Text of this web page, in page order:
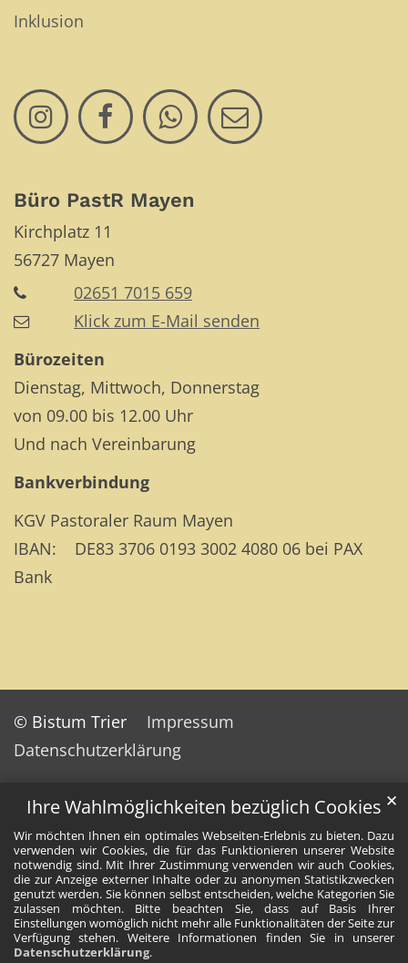
Ihre Wahlmöglichkeiten bezüglich Cookies
Wir möchten Ihnen ein optimales Webseiten-Erlebnis zu bieten. Dazu
verwenden wir Cookies, die für das Funktionieren unserer Website
notwendig sind. Mit Ihrer Zustimmung verwenden wir auch Cookies,
die zur Anzeige externer Inhalte oder zu anonymen Statistikzwecken
genutzt werden. Sie können selbst entscheiden, welche Kategorien Sie
zulassen möchten. Bitte beachten Sie, dass auf Basis Ihrer
Einstellungen womöglich nicht mehr alle Funktionalitäten der Seite zur
Verfügung stehen. Weitere Informationen finden Sie in unserer
Datenschutzerklärung.
✕
Inklusion
Büro PastR Mayen
Kirchplatz 11
56727 Mayen
02651 7015 659
Klick zum E-Mail senden
Bürozeiten
Dienstag, Mittwoch, Donnerstag
von 09.00 bis 12.00 Uhr
Und nach Vereinbarung
Bankverbindung
KGV Pastoraler Raum Mayen
IBAN: DE83 3706 0193 3002 4080 06 bei PAX
Bank
© Bistum Trier
Impressum
Datenschutzerklärung